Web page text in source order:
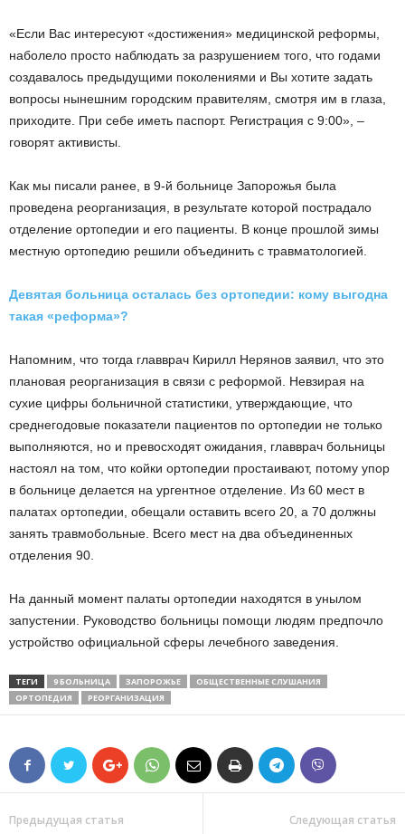
«Если Вас интересуют «достижения» медицинской реформы,
наболело просто наблюдать за разрушением того, что годами
создавалось предыдущими поколениями и Вы хотите задать
вопросы нынешним городским правителям, смотря им в глаза,
приходите. При себе иметь паспорт. Регистрация с 9:00», –
говорят активисты.
Как мы писали ранее, в 9-й больнице Запорожья была
проведена реорганизация, в результате которой пострадало
отделение ортопедии и его пациенты. В конце прошлой зимы
местную ортопедию решили объединить с травматологией.
Девятая больница осталась без ортопедии: кому выгодна
такая «реформа»?
Напомним, что тогда главврач Кирилл Нерянов заявил, что это
плановая реорганизация в связи с реформой. Невзирая на
сухие цифры больничной статистики, утверждающие, что
среднегодовые показатели пациентов по ортопедии не только
выполняются, но и превосходят ожидания, главврач больницы
настоял на том, что койки ортопедии простаивают, потому упор
в больнице делается на ургентное отделение. Из 60 мест в
палатах ортопедии, обещали оставить всего 20, а 70 должны
занять травмобольные. Всего мест на два объединенных
отделения 90.
На данный момент палаты ортопедии находятся в унылом
запустении. Руководство больницы помощи людям предпочло
устройство официальной сферы лечебного заведения.
ТЕГИ 9 БОЛЬНИЦА ЗАПОРОЖЬЕ
ОБЩЕСТВЕННЫЕ СЛУШАНИЯ
ОРТОПЕДИЯ
РЕОРГАНИЗАЦИЯ
Предыдущая статья Следующая статья